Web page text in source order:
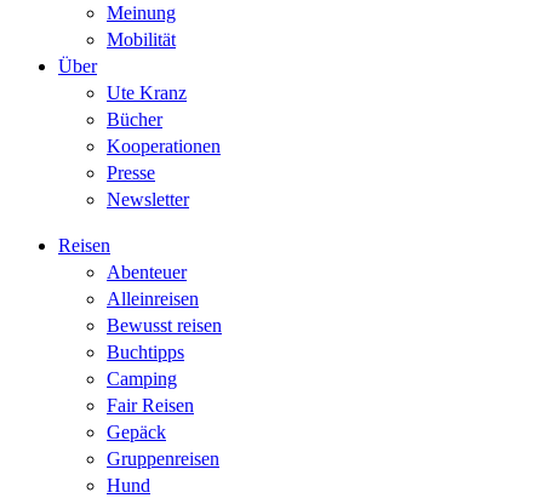
Meinung
Mobilität
Über
Ute Kranz
Bücher
Kooperationen
Presse
Newsletter
Reisen
Abenteuer
Alleinreisen
Bewusst reisen
Buchtipps
Camping
Fair Reisen
Gepäck
Gruppenreisen
Hund